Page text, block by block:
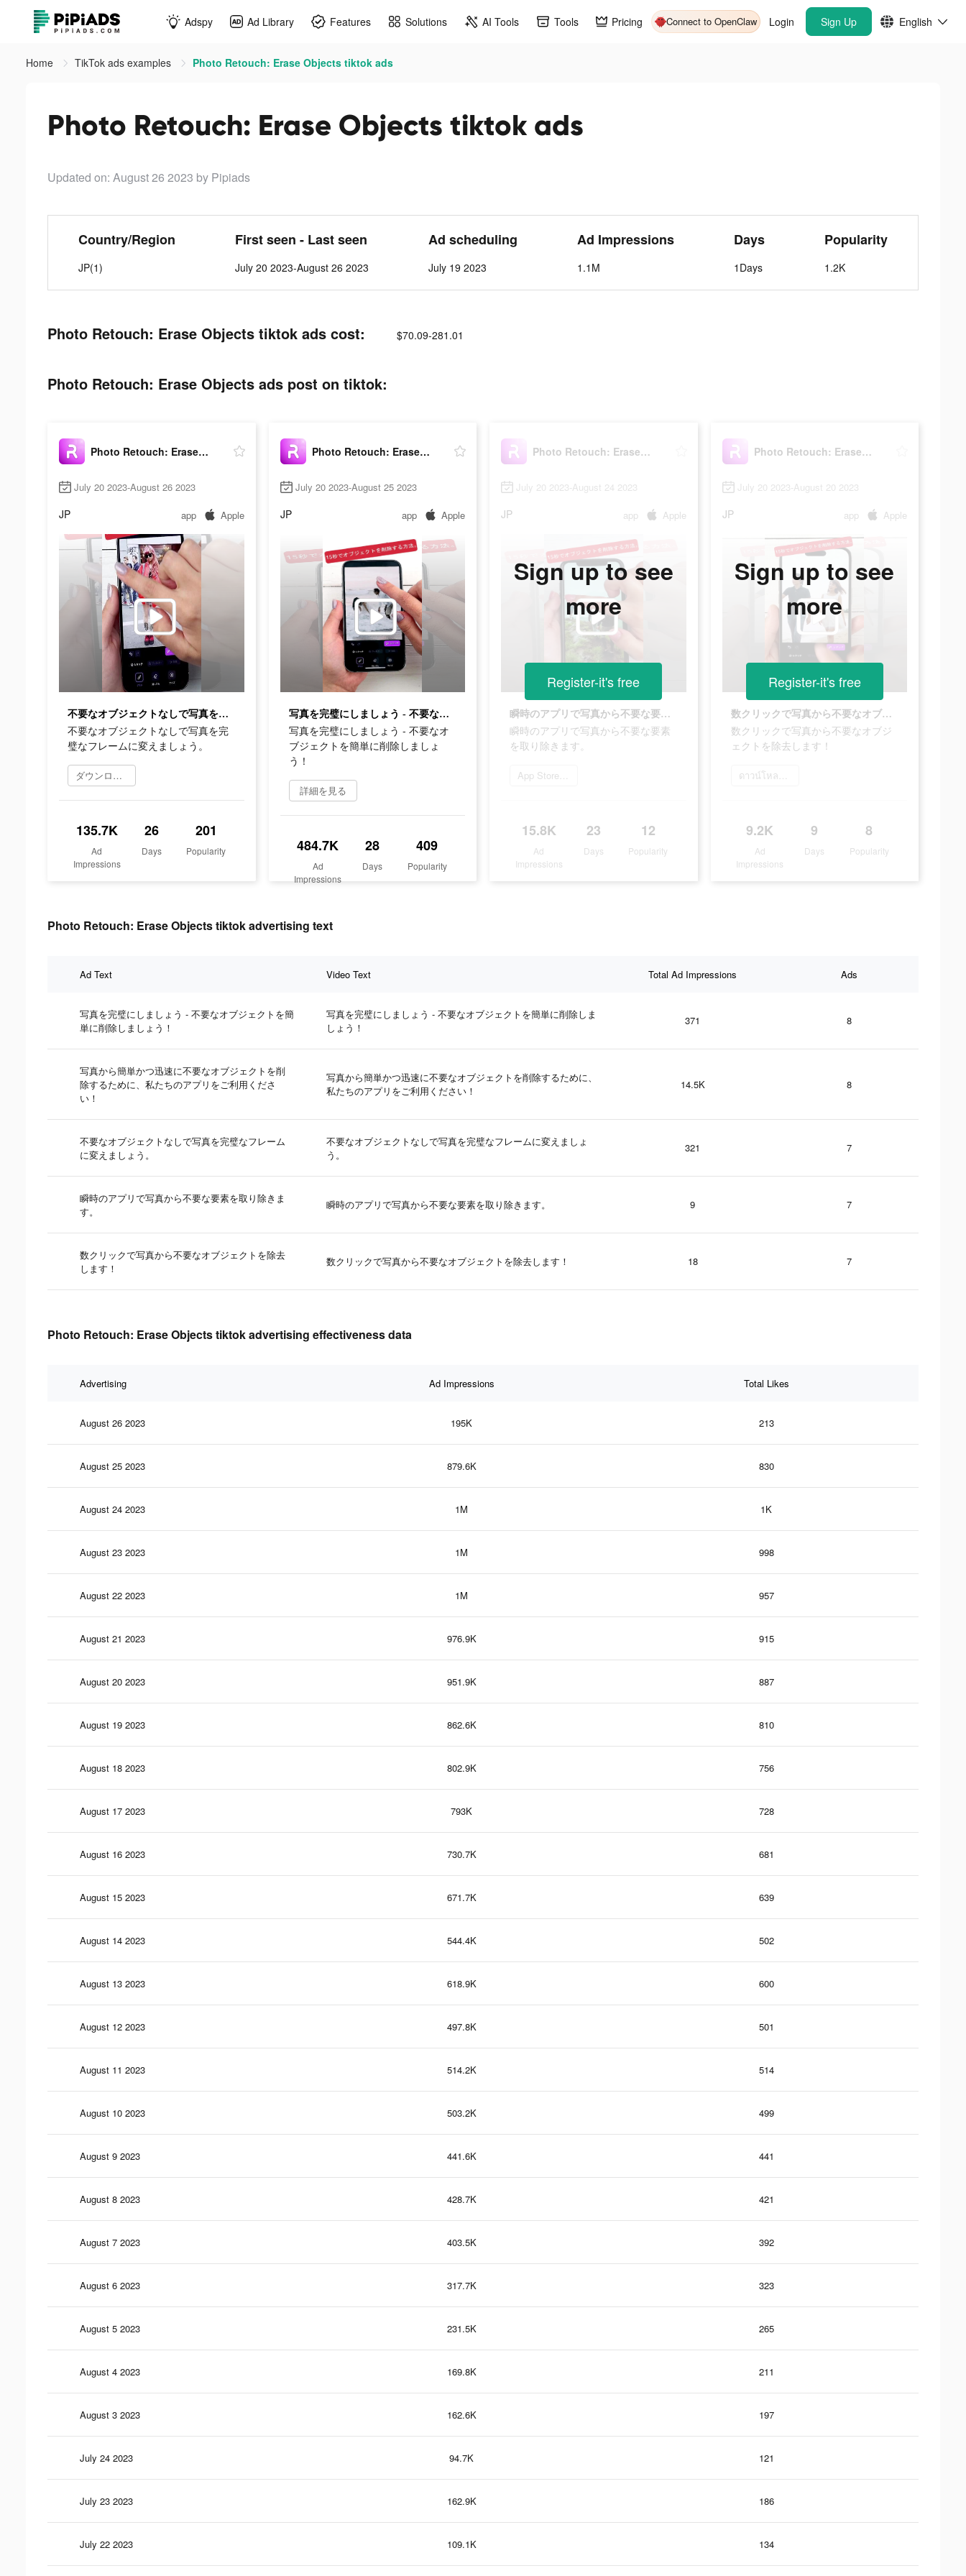
Adspy Ad Library Features Solutions AI Tools Tools Pricing Connect to OpenClaw Login Sign Up English
Home TikTok ads examples Photo Retouch: Erase Objects tiktok ads
Photo Retouch: Erase Objects tiktok ads
Updated on: August 26 2023 by Pipiads
Country/Region
JP(1)
First seen - Last seen
July 20 2023-August 26 2023
Ad scheduling
July 19 2023
Ad Impressions
1.1M
Days
1Days
Popularity
1.2K
Photo Retouch: Erase Objects tiktok ads cost: $70.09-281.01
Photo Retouch: Erase Objects ads post on tiktok:
Photo Retouch: Erase Objects
July 20 2023-August 26 2023
JP app Apple
不要なオブジェクトなしで写真を完璧なフレームに変えましょう。
不要なオブジェクトなしで写真を完
璧なフレームに変えましょう。
ダウンロード
135.7K
Ad
Impressions
26
Days
201
Popularity
Photo Retouch: Erase Objects
July 20 2023-August 25 2023
JP app Apple
写真を完璧にしましょう - 不要なオブジェクトを簡単に削除しましょう！
写真を完璧にしましょう - 不要なオ
ブジェクトを簡単に削除しましょ
う！
詳細を見る
484.7K
Ad
Impressions
28
Days
409
Popularity
Photo Retouch: Erase Objects
July 20 2023-August 24 2023
JP app Apple
瞬時のアプリで写真から不要な要素を取り除きます。
瞬時のアプリで写真から不要な要素
を取り除きます。
App Storeを開く
15.8K
Ad
Impressions
23
Days
12
Popularity
Sign up to see
more
Register-it's free
Photo Retouch: Erase Objects
July 20 2023-August 20 2023
JP app Apple
数クリックで写真から不要なオブジェクトを除去します！
数クリックで写真から不要なオブジ
ェクトを除去します！
ดาวน์โหลดเลย
9.2K
Ad
Impressions
9
Days
8
Popularity
Sign up to see
more
Register-it's free
Photo Retouch: Erase Objects tiktok advertising text
Ad Text Video Text Total Ad Impressions Ads
写真を完璧にしましょう - 不要なオブジェクトを簡
単に削除しましょう！
写真を完璧にしましょう - 不要なオブジェクトを簡単に削除しま
しょう！
371 8
写真から簡単かつ迅速に不要なオブジェクトを削
除するために、私たちのアプリをご利用くださ
い！
写真から簡単かつ迅速に不要なオブジェクトを削除するために、
私たちのアプリをご利用ください！
14.5K 8
不要なオブジェクトなしで写真を完璧なフレーム
に変えましょう。
不要なオブジェクトなしで写真を完璧なフレームに変えましょ
う。
321 7
瞬時のアプリで写真から不要な要素を取り除きま
す。
瞬時のアプリで写真から不要な要素を取り除きます。 9 7
数クリックで写真から不要なオブジェクトを除去
します！
数クリックで写真から不要なオブジェクトを除去します！ 18 7
Photo Retouch: Erase Objects tiktok advertising effectiveness data
Advertising Ad Impressions Total Likes
August 26 2023 195K 213
August 25 2023 879.6K 830
August 24 2023 1M 1K
August 23 2023 1M 998
August 22 2023 1M 957
August 21 2023 976.9K 915
August 20 2023 951.9K 887
August 19 2023 862.6K 810
August 18 2023 802.9K 756
August 17 2023 793K 728
August 16 2023 730.7K 681
August 15 2023 671.7K 639
August 14 2023 544.4K 502
August 13 2023 618.9K 600
August 12 2023 497.8K 501
August 11 2023 514.2K 514
August 10 2023 503.2K 499
August 9 2023 441.6K 441
August 8 2023 428.7K 421
August 7 2023 403.5K 392
August 6 2023 317.7K 323
August 5 2023 231.5K 265
August 4 2023 169.8K 211
August 3 2023 162.6K 197
July 24 2023 94.7K 121
July 23 2023 162.9K 186
July 22 2023 109.1K 134